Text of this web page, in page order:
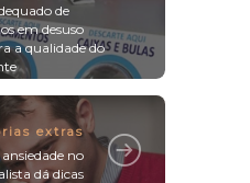
de
em desuso
a qualidade do
extras
no
dá dicas